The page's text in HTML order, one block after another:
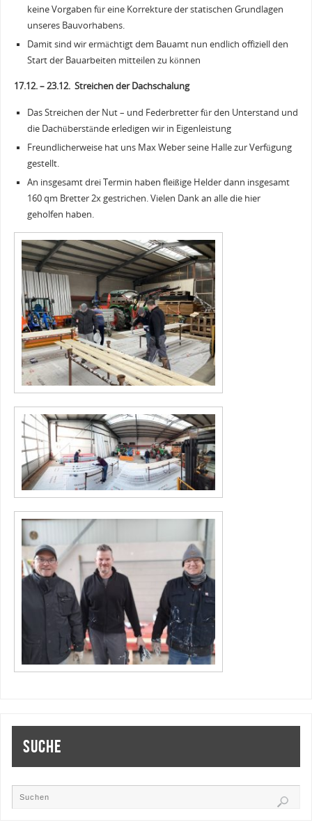
keine Vorgaben für eine Korrekture der statischen Grundlagen
unseres Bauvorhabens.
Damit sind wir ermächtigt dem Bauamt nun endlich offiziell den
Start der Bauarbeiten mitteilen zu können
17.12. – 23.12. Streichen der Dachschalung
Das Streichen der Nut – und Federbretter für den Unterstand und
die Dachüberstände erledigen wir in Eigenleistung
Freundlicherweise hat uns Max Weber seine Halle zur Verfügung
gestellt.
An insgesamt drei Termin haben fleißige Helder dann insgesamt
160 qm Bretter 2x gestrichen. Vielen Dank an alle die hier
geholfen haben.
SUCHE